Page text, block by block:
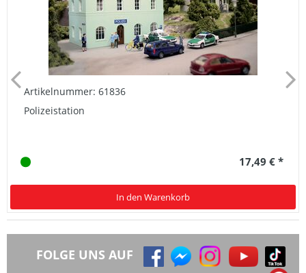
Artikelnummer: 61836
Polizeistation
17,49 € *
In den Warenkorb
FOLGE UNS AUF